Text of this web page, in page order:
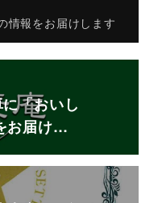
情報をお届けします
「おいし
お届け…